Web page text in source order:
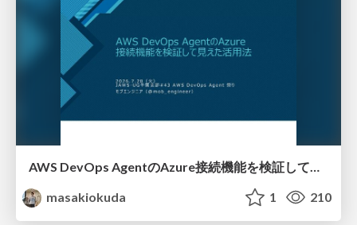
AWS DevOps AgentのAzure接続機能を検証して見えた活用法／Use Cases Verified for the AWS DevOps Agent's Azure Connectivity Feature
masakiokuda
1 210